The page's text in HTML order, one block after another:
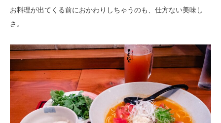
お料理が出てくる前におかわりしちゃうのも、仕方ない美味し
さ。